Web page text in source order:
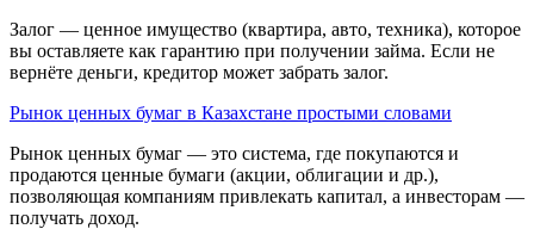
Залог — ценное имущество (квартира, авто, техника), которое
вы оставляете как гарантию при получении займа. Если не
вернёте деньги, кредитор может забрать залог.
Рынок ценных бумаг в Казахстане простыми словами
Рынок ценных бумаг — это система, где покупаются и
продаются ценные бумаги (акции, облигации и др.),
позволяющая компаниям привлекать капитал, а инвесторам —
получать доход.